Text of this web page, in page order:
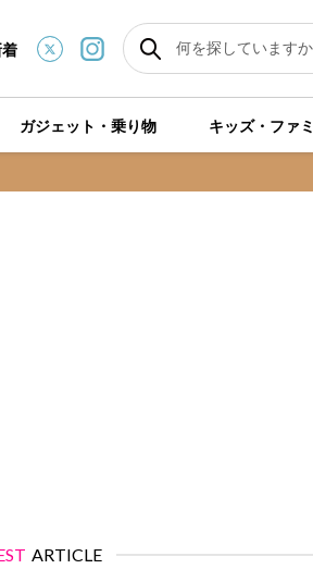
ガジェット・乗り物 キッズ・ファ
ARTICLE